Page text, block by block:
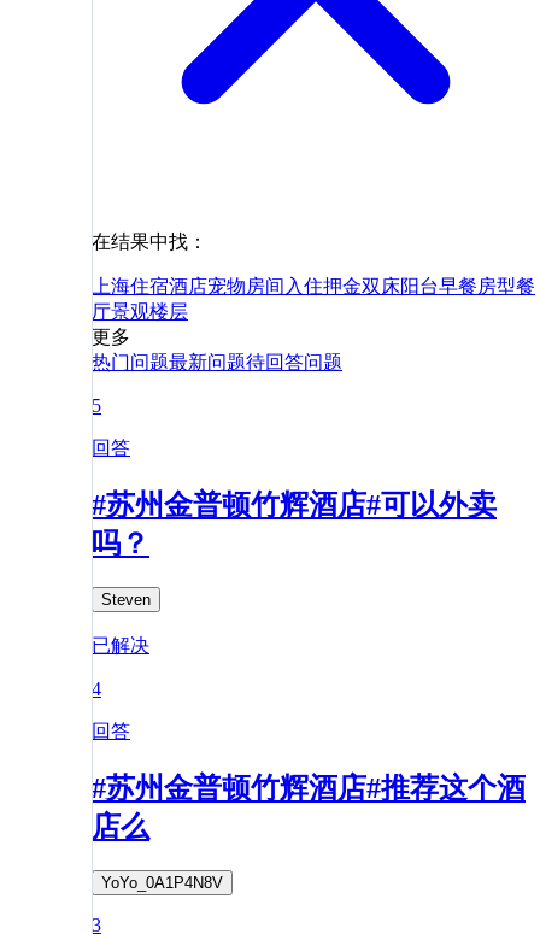
在结果中找：
上海住宿酒店宠物房间 入住押金双床阳台早餐房型餐
厅景观楼层
更多
热门问题最新问题待回答问题
5
回答
#苏州金普顿竹辉酒店#可以外卖
吗？
Steven
已解决
4
回答
#苏州金普顿竹辉酒店#推荐这个酒
店么
YoYo_0A1P4N8V
3